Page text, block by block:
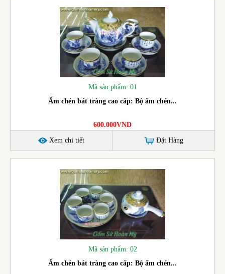
Mã sản phẩm: 01
Ấm chén bát tràng cao cấp: Bộ ấm chén...
600.000VND
Xem chi tiết Đặt Hàng
Mã sản phẩm: 02
Ấm chén bát tràng cao cấp: Bộ ấm chén...